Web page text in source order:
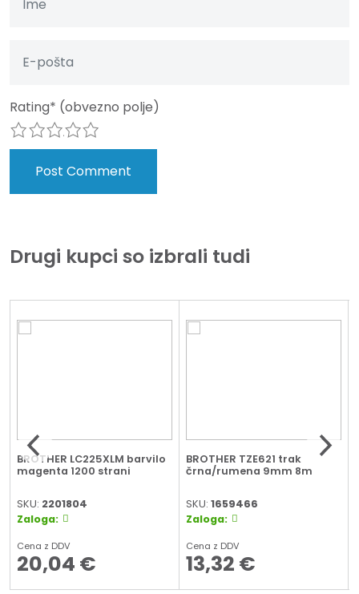
Rating* (obvezno polje)
5
4
3
2
Drugi kupci so izbrali tudi
BROTHER LC225XLM barvilo
magenta 1200 strani
SKU: 2201804
Zaloga:
Cena z DDV
20,04 €
BROTHER TZE621 trak
črna/rumena 9mm 8m
SKU:1659466
Zaloga:
Cena z DDV
13,32 €